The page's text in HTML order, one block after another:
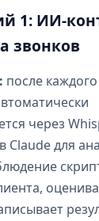
1: ИИ-
звонков
после
через
Claude для